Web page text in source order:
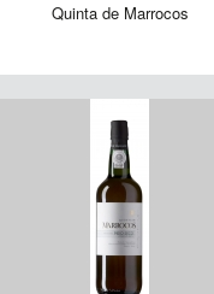
Quinta de Marrocos